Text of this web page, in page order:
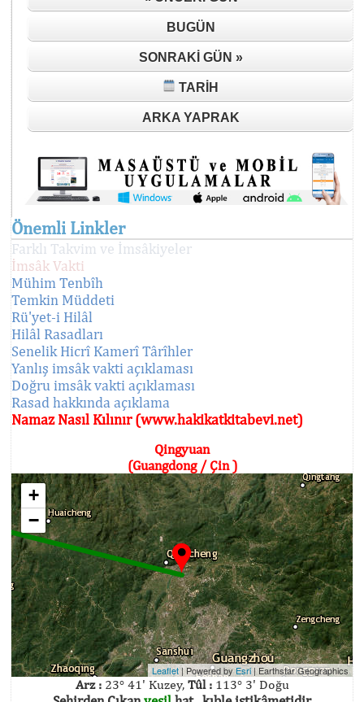
BUGÜN
SONRAKI GÜN »
TARIH
ARKA YAPRAK
Önemli Linkler
Farklı Takvim ve İmsâkiyeler
İmsâk Vakti
Mühim Tenbîh
Temkin Müddeti
Rü'yet-i Hilâl
Hilâl Rasadları
Senelik Hicrî Kamerî Târîhler
Yanlış imsâk vakti açıklaması
Doğru imsâk vakti açıklaması
Rasad hakkında açıklama
Namaz Nasıl Kılınır (www.hakikatkitabevi.net)
Qingyuan
(Guangdong / Çin )
+
−
Leaflet| Powered by Esri|Earthstar Geographics
Arz :23° 41' Kuzey, Tûl :113° 3' Doğu